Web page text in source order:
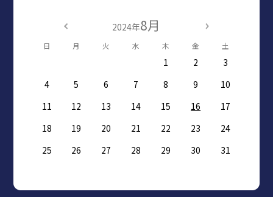
2024年8月
日 月 火 水 木 金 土
1 2
3
4
5 6 7 8 9
10
11
12 13 14 15 16
17
18
19 20 21 22 23
24
25
26 27 28 29 30 31